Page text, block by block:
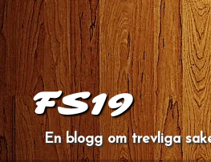
FS19
En blogg om trevliga